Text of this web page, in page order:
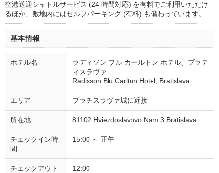
空港送迎シャトルサービス (24 時間対応) を有料でご利用いただけ
るほか、敷地内にはセルフパーキング (有料) も備わっています。
基本情報
ホテル名
ラディソン ブル カールトン ホテル、ブラテ
ィスラヴァ
Radisson Blu Carlton Hotel, Bratislava
エリア ブラチスラヴァ城に近接
所在地 81102 Hviezdoslavovo Nam 3 Bratislava
チェックイン時
間
15:00 ～ 正午
チェックアウト
12:00